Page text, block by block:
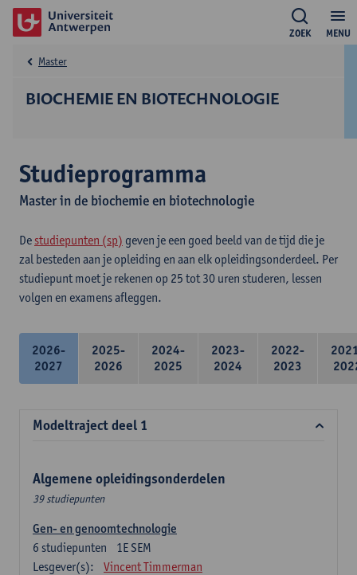
MENU
ZOEK
BIOCHEMIE EN BIOTECHNOLOGIE
Master
Studieprogramma
Master in de biochemie en biotechnologie
De studiepunten (sp) geven je een goed beeld van de tijd die je
zal besteden aan je opleiding en aan elk opleidingsonderdeel. Per
studiepunt moet je rekenen op 25 tot 30 uren studeren, lessen
volgen en examens afleggen.
2026-
2027
2025-
2026
2024-
2025
2023-
2024
2022-
2023
Modeltraject deel 1
Algemene opleidingsonderdelen
39 studiepunten
Gen- en genoomtechnologie
1E SEM
6 studiepunten
Lesgever(s):
Vincent Timmerman